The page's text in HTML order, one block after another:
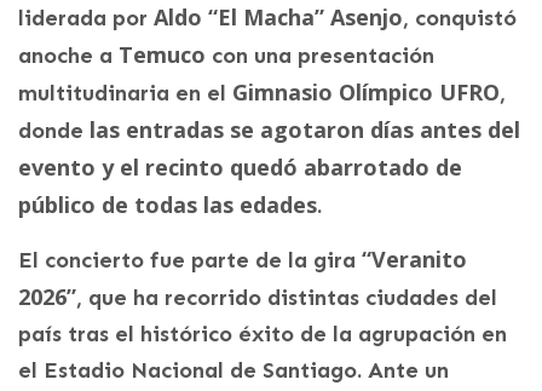
liderada por Aldo “El Macha” Asenjo, conquistó
anoche a Temuco con una presentación
multitudinaria en el Gimnasio Olímpico UFRO,
donde las entradas se agotaron días antes del
evento y el recinto quedó abarrotado de
público de todas las edades.
El concierto fue parte de la gira “Veranito
2026”, que ha recorrido distintas ciudades del
país tras el histórico éxito de la agrupación en
el Estadio Nacional de Santiago. Ante un